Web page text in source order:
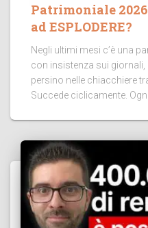
Patrimoniale
ad ESPLODERE?
Negli ultimi mesi c’è una
con insistenza sui
persino nelle chiacchiere
Succede ciclicamente.